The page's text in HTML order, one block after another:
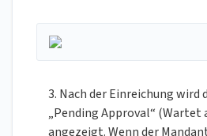
3. Nach der Einreichung wird
„Pending Approval“ (Wartet
angezeigt. Wenn der